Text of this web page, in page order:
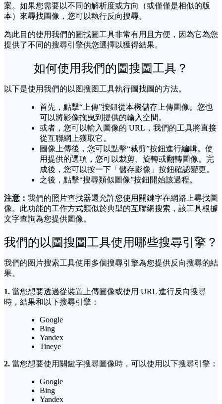
案。如果您需要以不同的解析度或方向（或僅僅是相似的版
本）來尋找圖像，您可以執行反向搜尋。
為此目的使用我們的圖找圖工具非常有用且方便，因為它為您
提供了不同的搜尋引擎供您選擇以獲得結果。
如何使用我們的圖搜圖工具？
以下是使用我們的以图搜图工具執行圖找圖的方法。
首先，點擊“上傳”按鈕從本機儲存上傳圖像。您也
可以將影像拖曳到提供的輸入空間。
或者，您可以輸入圖像的 URL，我們的工具將直接
從互聯網上獲取它。
圖像上傳後，您可以點擊“裁剪”按鈕進行編輯。使
用提供的選項，您可以裁剪、旋轉或翻轉圖像。完
成後，您可以按一下「儲存影像」按鈕確認變更。
之後，點擊“搜尋類似圖像”按鈕開始該過程。
注意： 我們的照片查找器還允許您使用關鍵字在網路上尋找圖
像。此功能的工作方式類似於典型的互聯網搜索，該工具根據
文字查詢為您提供圖像。
我們的以圖搜圖工具使用哪些搜尋引擎？
我們的图片搜索工具使用多個搜尋引擎為您提供反向搜尋的結
果。
1. 當您想要透過從裝置上傳圖像或使用 URL 進行反向搜尋
時，結果和以下搜尋引擎：
Google
Bing
Yandex
Tineye
2. 當您想要使用關鍵字搜尋圖像時，可以使用以下搜尋引擎：
Google
Bing
Yandex